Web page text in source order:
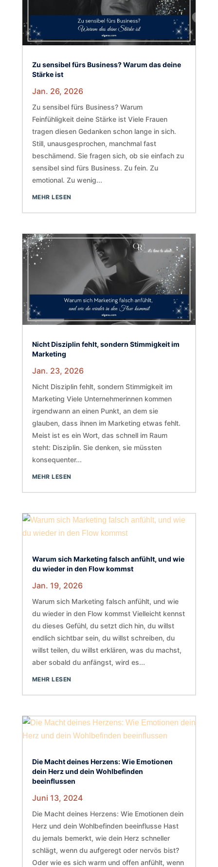
Zu sensibel fürs Business? Warum das deine
Stärke ist
Jan. 26, 2026
Zu sensibel fürs Business? Warum
Feinfühligkeit deine Stärke ist Viele Frauen
tragen diesen Gedanken schon lange in sich.
Still, unausgesprochen, manchmal fast
beschämend. Sie fragen sich, ob sie einfach zu
sensibel sind fürs Business. Zu fein. Zu
emotional. Zu wenig...
MEHR LESEN
Nicht Disziplin fehlt, sondern Stimmigkeit im
Marketing
Jan. 23, 2026
Nicht Disziplin fehlt, sondern Stimmigkeit im
Marketing Viele Unternehmerinnen kommen
irgendwann an einen Punkt, an dem sie
glauben, dass ihnen im Marketing etwas fehlt.
Meist ist es ein Wort, das schnell im Raum
steht: Disziplin. Sie denken, sie müssten
konsequenter...
MEHR LESEN
Warum sich Marketing falsch anfühlt, und wie
du wieder in den Flow kommst
Jan. 19, 2026
Warum sich Marketing falsch anfühlt, und wie
du wieder in den Flow kommst Vielleicht kennst
du dieses Gefühl, du setzt dich hin, du willst
endlich sichtbar sein, du willst schreiben, du
willst teilen, du willst erklären, was du machst,
aber sobald du anfängst, wird es...
MEHR LESEN
Die Macht deines Herzens: Wie Emotionen
dein Herz und dein Wohlbefinden
beeinflussen
Juni 13, 2024
Die Macht deines Herzens: Wie Emotionen dein
Herz und dein Wohlbefinden beeinflusse Hast
du jemals bemerkt, wie dein Herz schneller
schlägt, wenn du aufgeregt oder nervös bist?
Oder wie es sich warm und offen anfühlt, wenn